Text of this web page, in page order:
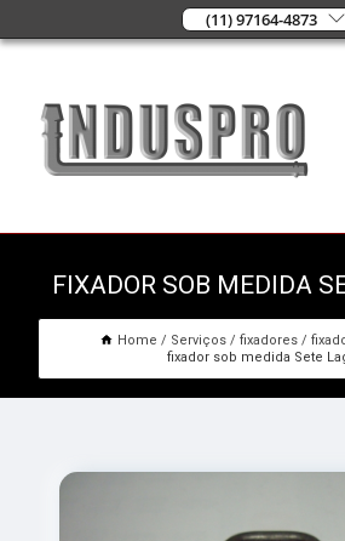
(11) 97164-4873
FIXADOR SOB MEDIDA
Home Serviços fixadores
fixador sob medida Sete